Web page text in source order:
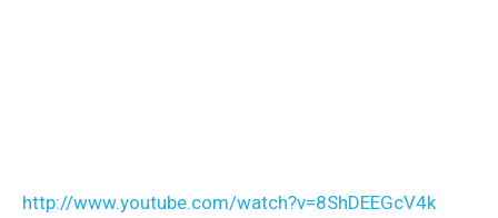
http://www.youtube.com/watch?v=8ShDEEGcV4k